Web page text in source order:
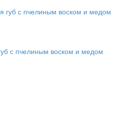
с пчелиным воском и медом